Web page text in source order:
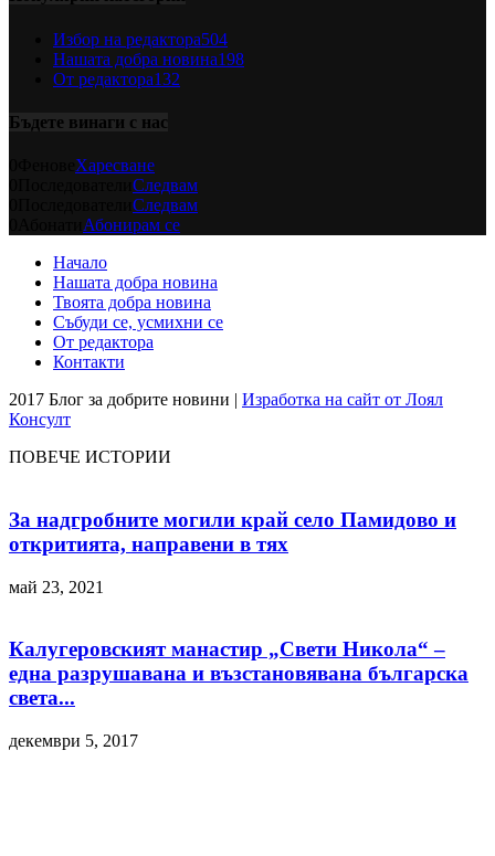
Избор на редактора504
Нашата добра новина198
От редактора132
Бъдете винаги с нас
Харесване
Следвам
Следвам
Абонирам се
Начало
Нашата добра новина
Твоята добра новина
Събуди се, усмихни се
От редактора
Контакти
2017 Блог за добрите новини | Изработка на сайт от Лоял
Консулт
ПОВЕЧЕ ИСТОРИИ
За надгробните могили край село Памидово и
откритията, направени в тях
май 23, 2021
Калугеровският манастир „Свети Никола“ –
една разрушавана и възстановявана българска
света...
декември 5, 2017